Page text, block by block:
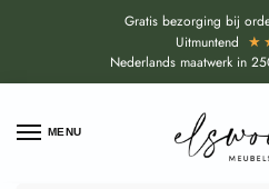
Gratis bezorging bij
Uitmuntend
Nederlands maatwerk in
MENU